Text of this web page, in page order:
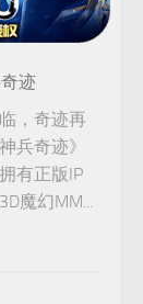
迹
，奇迹再
兵奇迹》
有正版IP
魔幻MM...